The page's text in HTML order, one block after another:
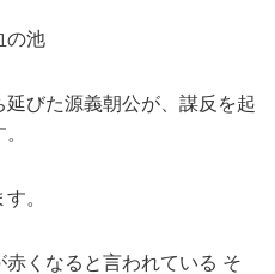
池
びた源義朝公が、謀反を起
。
くなると言われている そ